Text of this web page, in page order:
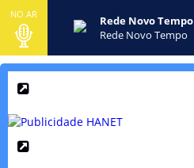
NO AR
Rede Novo Tempo
Rede Novo Tempo